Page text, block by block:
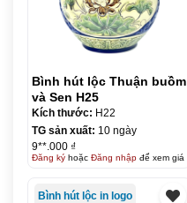
Bình hút lộc Thuận buồm
và Sen H25
Kích thước: H22
TG sản xuất: 10 ngày
9**.000 ₫
Đăng kýhoặc Đăng nhậpđể xem giá
Bình hút lộc in logo